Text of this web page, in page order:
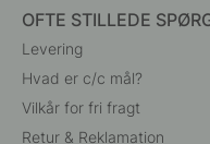
OFTE STILLEDE
Levering
Hvad er c/c mål?
Vilkår for fri fragt
Retur & Reklamation